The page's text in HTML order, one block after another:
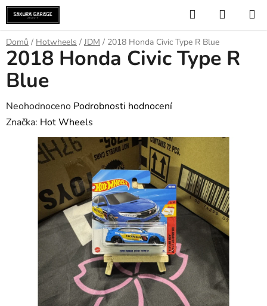
Přejít
na
obsah
Hledat
KOŠÍK
Domů / Hotwheels / JDM / 2018 Honda Civic Type R Blue
2018 Honda Civic Type R
Blue
Průměrné
hodnocení
produktu
hvězdiček.
Neohodnoceno Podrobnosti hodnocení
Značka: Hot Wheels